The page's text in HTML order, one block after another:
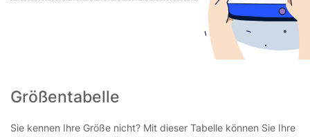
Größentabelle
Sie kennen Ihre Größe nicht? Mit dieser Tabelle können Sie Ihre